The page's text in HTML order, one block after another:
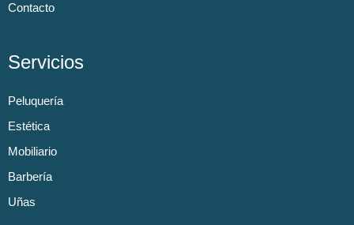
Contacto
Servicios
Peluquería
Estética
Mobiliario
Barbería
Uñas